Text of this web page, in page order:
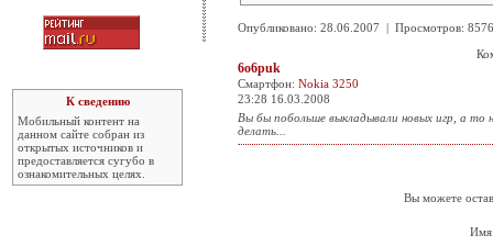
К сведению
Мобильный контент на
данном сайте собран из
открытых источников и
предоставляется сугубо в
ознакомительных целях.
Опубликовано: 28.06.2007 | Просмотров:
6o6puk
Смартфон: Nokia 3250
23:28 16.03.2008
Вы бы побольше выкладывали новых игр, а то
делать...
Вы можете